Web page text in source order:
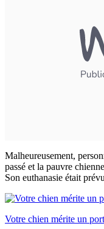
Malheureusement,
passé et la pauvre
Son euthanasie était
Votre chien mérite un